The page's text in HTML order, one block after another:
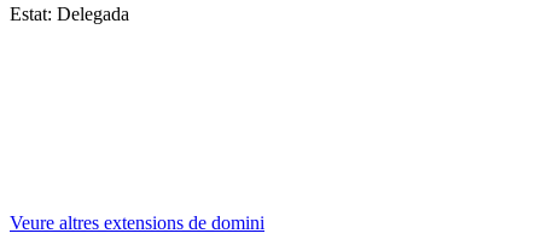
Estat: Delegada
Veure altres extensions de domini